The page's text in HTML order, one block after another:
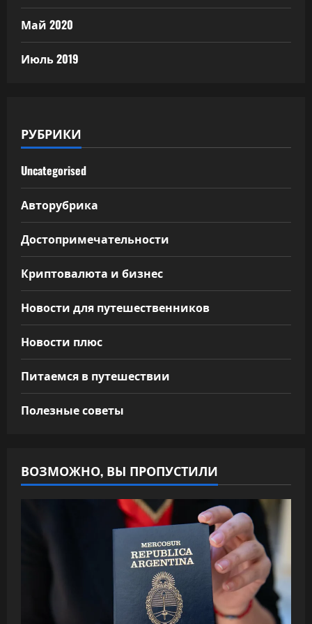
Май 2020
Июль 2019
РУБРИКИ
Uncategorised
Авторубрика
Достопримечательности
Криптовалюта и бизнес
Новости для путешественников
Новости плюс
Питаемся в путешествии
Полезные советы
ВОЗМОЖНО, ВЫ ПРОПУСТИЛИ